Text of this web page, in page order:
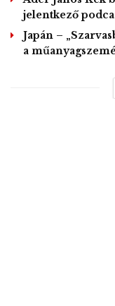
jelentkező
Japán –
a